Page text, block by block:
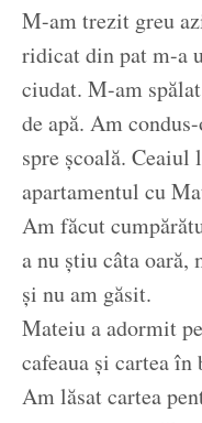
M-am trezit greu
ridicat din pat m-a
ciudat. M-am
de apă. Am
spre școală. Ceaiul
apartamentul cu
Am făcut
a nu știu câta oară,
și nu am găsit.
Mateiu a adormit
cafeaua și cartea
Am lăsat cartea